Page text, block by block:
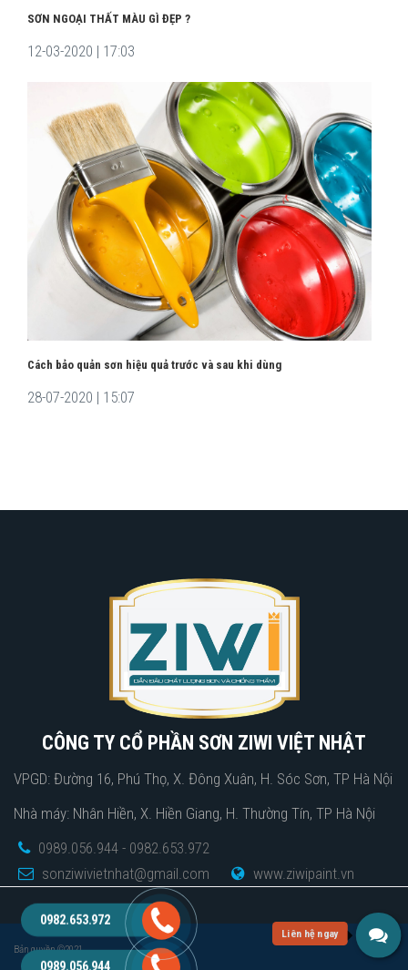
SƠN NGOẠI THẤT MÀU GÌ ĐẸP ?
12-03-2020 | 17:03
Cách bảo quản sơn hiệu quả trước và sau khi dùng
28-07-2020 | 15:07
CÔNG TY CỔ PHẦN SƠN ZIWI VIỆT NHẬT
VPGD: Đường 16, Phú Thọ, X. Đông Xuân, H. Sóc Sơn, TP Hà Nội
Nhà máy: Nhân Hiền, X. Hiền Giang, H. Thường Tín, TP Hà Nội
0989.056.944 - 0982.653.972
sonziwivietnhat@gmail.com
www.ziwipaint.vn
Bản quyền ©2021.
0989.056.944
0982.653.972